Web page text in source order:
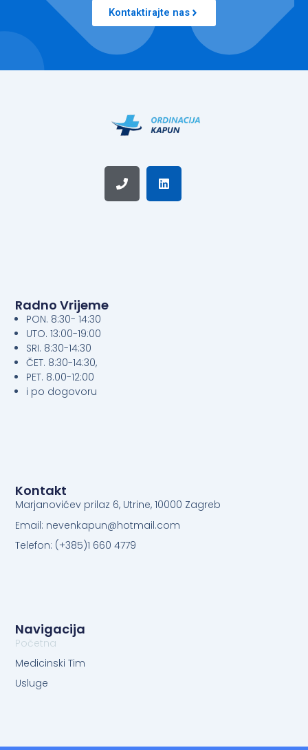
Kontaktirajte nas
Radno Vrijeme
PON. 8:30- 14:30
UTO. 13:00-19:00
SRI. 8:30-14:30
ČET. 8:30-14:30,
PET. 8.00-12:00
i po dogovoru
Navigacija
Početna
Medicinski Tim
Usluge
Kontakt
Marjanovićev prilaz 6, Utrine, 10000 Zagreb
Email: nevenkapun@hotmail.com
Telefon: (+385)1 660 4779